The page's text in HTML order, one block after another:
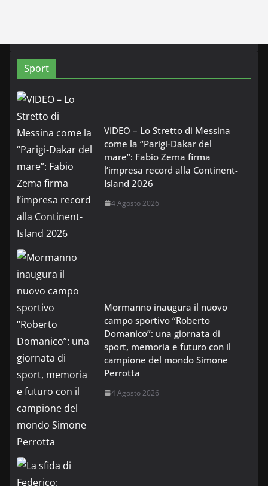
Sport
VIDEO – Lo Stretto di Messina
come la “Parigi-Dakar del
mare”: Fabio Zema firma
l’impresa record alla Continent-
Island 2026
4 Agosto 2026
Mormanno inaugura il nuovo
campo sportivo “Roberto
Domanico”: una giornata di
sport, memoria e futuro con il
campione del mondo Simone
Perrotta
4 Agosto 2026